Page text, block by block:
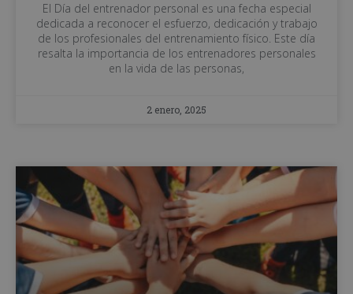
El Día del entrenador personal es una fecha especial
dedicada a reconocer el esfuerzo, dedicación y trabajo
de los profesionales del entrenamiento físico. Este día
resalta la importancia de los entrenadores personales
en la vida de las personas,
2 enero, 2025